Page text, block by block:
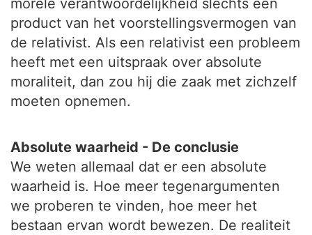
morele verantwoordelijkheid slechts een
product van het voorstellingsvermogen van
de relativist. Als een relativist een probleem
heeft met een uitspraak over absolute
moraliteit, dan zou hij die zaak met zichzelf
moeten opnemen.
Absolute waarheid - De conclusie
We weten allemaal dat er een absolute
waarheid is. Hoe meer tegenargumenten
we proberen te vinden, hoe meer het
bestaan ervan wordt bewezen. De realiteit